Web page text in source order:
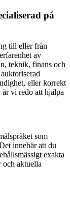
på
till eller från
av
teknik, finans och
eller korrekt
vi redo att hjälpa
som
innebär att du
exakta
och aktuella